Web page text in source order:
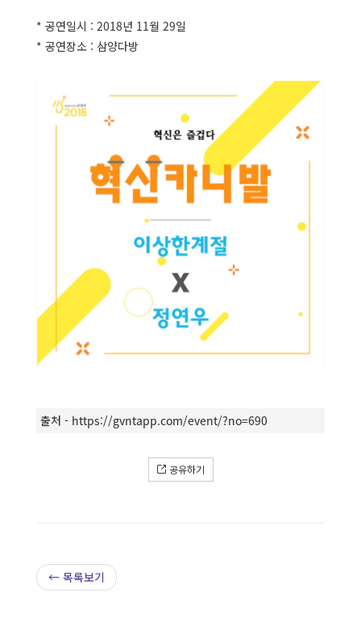
* 공연일시 : 2018년 11월 29일
* 공연장소 : 삼양다방
출처 - https://gvntapp.com/event/?no=690
공유하기
← 목록보기